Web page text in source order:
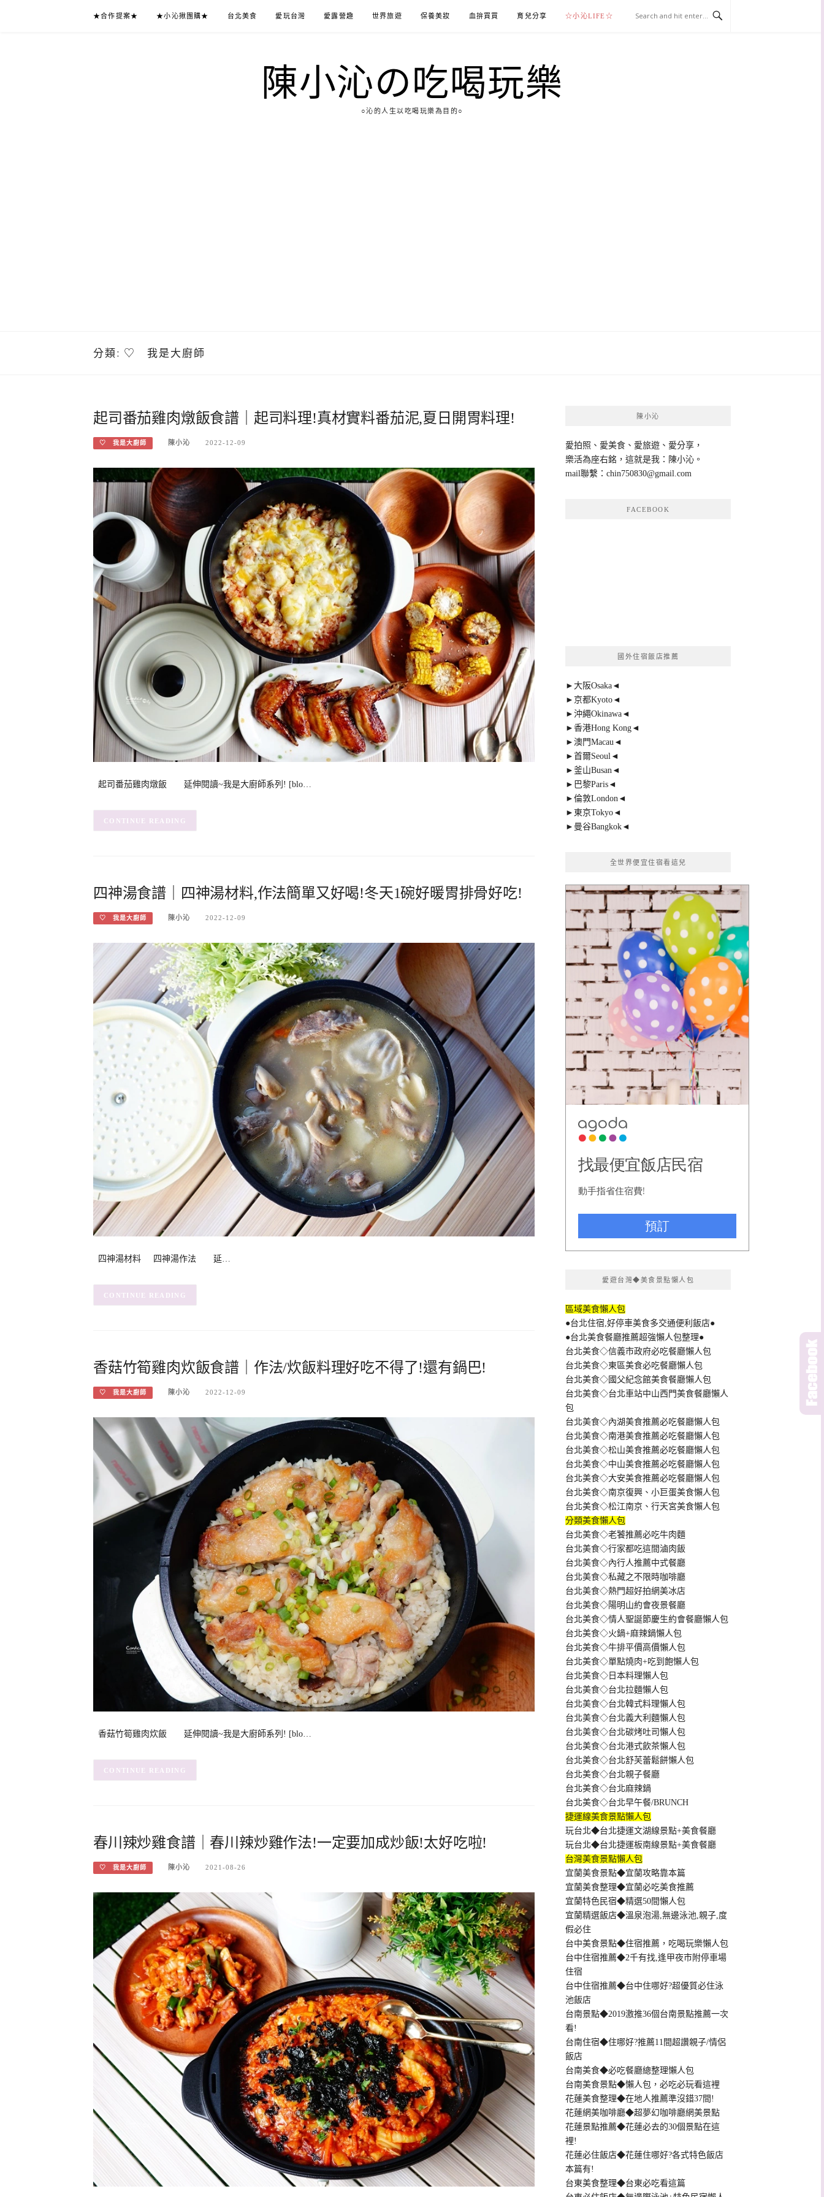
★合作提案★ ★小沁揪團購★ 台北美食 愛玩台灣 愛露營趣 世界旅遊 保養美妝 血拚買買 育兒分享 ☆小沁LIFE☆
陳小沁の吃喝玩樂
○沁的人生以吃喝玩樂為目的○
分類: ♡ 我是大廚師
起司番茄雞肉燉飯食譜｜起司料理!真材實料番茄泥,夏日開胃料理!
♡ 我是大廚師 陳小沁 2022-12-09
起司番茄雞肉燉飯 延伸閱讀~我是大廚師系列! [blo…
CONTINUE READING
四神湯食譜｜四神湯材料,作法簡單又好喝!冬天1碗好暖胃排骨好吃!
♡ 我是大廚師 陳小沁 2022-12-09
四神湯材料 四神湯作法 延…
CONTINUE READING
香菇竹筍雞肉炊飯食譜｜作法/炊飯料理好吃不得了!還有鍋巴!
♡ 我是大廚師 陳小沁 2022-12-09
香菇竹筍雞肉炊飯 延伸閱讀~我是大廚師系列! [blo…
CONTINUE READING
春川辣炒雞食譜｜春川辣炒雞作法!一定要加成炒飯!太好吃啦!
♡ 我是大廚師 陳小沁 2021-08-26
陳小沁
愛拍照、愛美食、愛旅遊、愛分享，
樂活為座右銘，這就是我：陳小沁。
mail聯繫： chin750830@gmail.com
FACEBOOK
國外住宿飯店推薦
►大阪Osaka◄
►京都Kyoto◄
►沖繩Okinawa◄
►香港Hong Kong◄
►澳門Macau◄
►首爾Seoul◄
►釜山Busan◄
►巴黎Paris◄
►倫敦London◄
►東京Tokyo◄
►曼谷Bangkok◄
全世界便宜住宿看這兒
愛遊台灣◆美食景點懶人包
區域美食懶人包
●台北住宿,好停車美食多交通便利飯店●
●台北美食餐廳推薦超強懶人包整理●
台北美食◇信義市政府必吃餐廳懶人包
台北美食◇東區美食必吃餐廳懶人包
台北美食◇國父紀念館美食餐廳懶人包
台北美食◇台北車站中山西門美食餐廳懶人
包
台北美食◇內湖美食推薦必吃餐廳懶人包
台北美食◇南港美食推薦必吃餐廳懶人包
台北美食◇松山美食推薦必吃餐廳懶人包
台北美食◇中山美食推薦必吃餐廳懶人包
台北美食◇大安美食推薦必吃餐廳懶人包
台北美食◇南京復興、小巨蛋美食懶人包
台北美食◇松江南京、行天宮美食懶人包
分類美食懶人包
台北美食◇老饕推薦必吃牛肉麵
台北美食◇行家都吃這間滷肉飯
台北美食◇內行人推薦中式餐廳
台北美食◇私藏之不限時咖啡廳
台北美食◇熱門超好拍網美冰店
台北美食◇陽明山約會夜景餐廳
台北美食◇情人聖誕節慶生約會餐廳懶人包
台北美食◇火鍋+麻辣鍋懶人包
台北美食◇牛排平價高價懶人包
台北美食◇單點燒肉+吃到飽懶人包
台北美食◇日本料理懶人包
台北美食◇台北拉麵懶人包
台北美食◇台北韓式料理懶人包
台北美食◇台北義大利麵懶人包
台北美食◇台北碳烤吐司懶人包
台北美食◇台北港式飲茶懶人包
台北美食◇台北舒芙蕾鬆餅懶人包
台北美食◇台北親子餐廳
台北美食◇台北麻辣鍋
台北美食◇台北早午餐/BRUNCH
捷運線美食景點懶人包
玩台北◆台北捷運文湖線景點+美食餐廳
玩台北◆台北捷運板南線景點+美食餐廳
台灣美食景點懶人包
宜蘭美食景點◆宜蘭攻略靠本篇
宜蘭美食整理◆宜蘭必吃美食推薦
宜蘭特色民宿◆精選50間懶人包
宜蘭精選飯店◆溫泉泡湯,無邊泳池,親子,度
假必住
台中美食景點◆住宿推薦，吃喝玩樂懶人包
台中住宿推薦◆2千有找,逢甲夜市附停車場
住宿
台中住宿推薦◆台中住哪好?超優質必住泳
池飯店
台南景點◆2019激推36個台南景點推薦一次
看!
台南住宿◆住哪好?推薦11間超讚親子/情侶
飯店
台南美食◆必吃餐廳總整理懶人包
台南美食景點◆懶人包，必吃必玩看這裡
花蓮美食整理◆在地人推薦準沒錯37間!
花蓮網美咖啡廳◆超夢幻咖啡廳網美景點
花蓮景點推薦◆花蓮必去的30個景點在這
裡!
花蓮必住飯店◆花蓮住哪好?各式特色飯店
本篇有!
台東美食整理◆台東必吃看這篇